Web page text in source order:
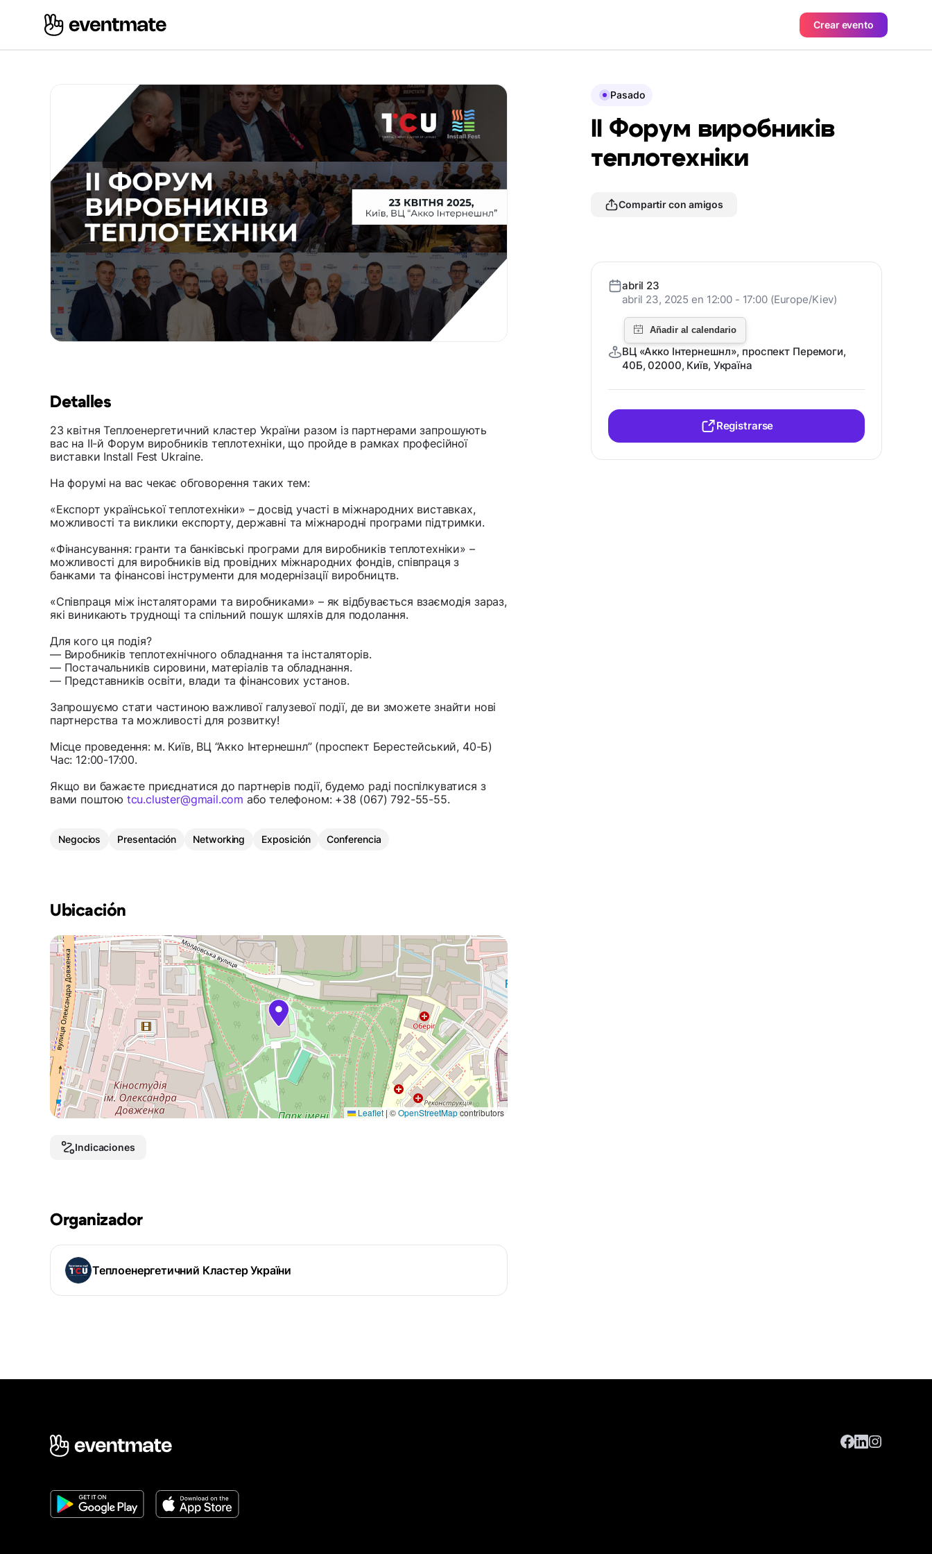
Crear evento
Detalles
23 квітня Теплоенергетичний кластер України разом із партнерами запрошують
вас на II-й Форум виробників теплотехніки, що пройде в рамках професійної
виставки Install Fest Ukraine.
На форумі на вас чекає обговорення таких тем:
«Експорт української теплотехніки» – досвід участі в міжнародних виставках,
можливості та виклики експорту, державні та міжнародні програми підтримки.
«Фінансування: гранти та банківські програми для виробників теплотехніки» –
можливості для виробників від провідних міжнародних фондів, співпраця з
банками та фінансові інструменти для модернізації виробництв.
«Співпраця між інсталяторами та виробниками» – як відбувається взаємодія зараз,
які виникають труднощі та спільний пошук шляхів для подолання.
Для кого ця подія?
— Виробників теплотехнічного обладнання та інсталяторів.
— Постачальників сировини, матеріалів та обладнання.
— Представників освіти, влади та фінансових установ.
Запрошуємо стати частиною важливої галузевої події, де ви зможете знайти нові
партнерства та можливості для розвитку!
Місце проведення: м. Київ, ВЦ “Акко Інтернешнл” (проспект Берестейський, 40-Б)
Час: 12:00-17:00.
Якщо ви бажаєте приєднатися до партнерів події, будемо раді поспілкуватися з
вами поштою tcu.cluster@gmail.com або телефоном: +38 (067) 792-55-55.
Negocios Presentación Networking Exposición Conferencia
Ubicación
Leaflet | ©OpenStreetMapcontributors
Indicaciones
Organizador
Теплоенергетичний Кластер України
Pasado
II Форум виробників
теплотехніки
Compartir con amigos
abril 23
abril 23, 2025 en 12:00 - 17:00 (Europe/Kiev)
ВЦ «Акко Інтернешнл», проспект Перемоги,
40Б, 02000, Київ, Україна
Registrarse